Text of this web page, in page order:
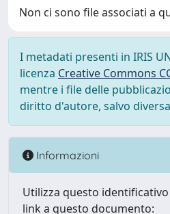
Non ci sono file associati a
I metadati presenti in IRIS
licenza Creative Commons
mentre i file delle
diritto d'autore, salvo
Informazioni
Utilizza questo
link a questo documento: